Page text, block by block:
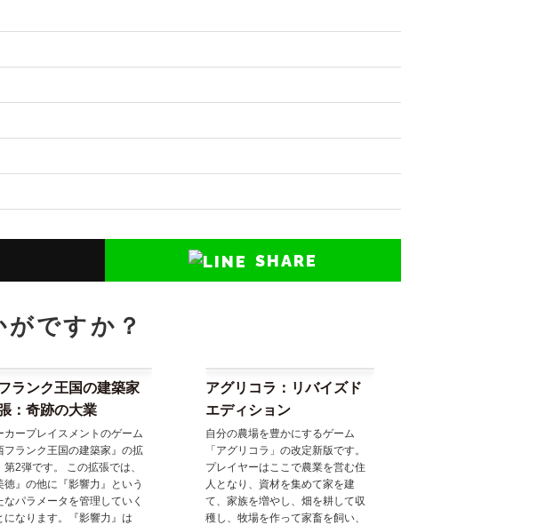
SHARE
ですか？
ランク王国の建築家
：奇跡の大業
カープレイスメントのゲーム
フランク王国の建築家』の拡
第2弾です。 この拡張では、
徳』の他に『影響力』という
なパラメータを管理していく
になります。『影響力』は
アグリコラ：リバイズド
エディション
自分の農場を豊かにするゲーム
「アグリコラ」の改定新版です。
プレイヤーはここで農業を営む住
人となり、資材を集めて家を建
て、家族を増やし、畑を耕して収
穫し、牧場を作って家畜を飼い、